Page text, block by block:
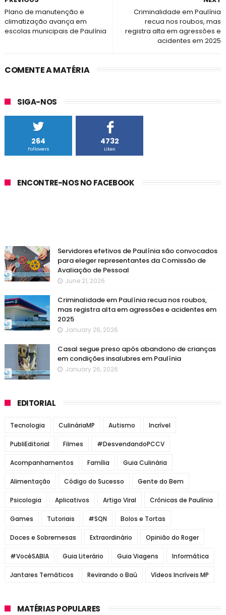
Criminalidade em Paulínia
recua nos roubos, mas
registra alta em agressões e
acidentes em 2025
Plano de manutenção e
climatização avança em
escolas municipais de Paulínia
COMENTE A MATÉRIA
SIGA-NOS
264
Followers
4732
Likes
ENCONTRE-NOS NO FACEBOOK
Servidores efetivos de Paulínia são convocados
para eleger representantes da Comissão de
Avaliação de Pessoal
June 21, 2026
Criminalidade em Paulínia recua nos roubos,
mas registra alta em agressões e acidentes em
2025
January 26, 2026
Casal segue preso após abandono de crianças
em condições insalubres em Paulínia
January 26, 2026
EDITORIAL
Tecnologia CulináriaMP Autismo Incrível
PubliEditorial Filmes #DesvendandoPCCV
Acompanhamentos Família Guia Culinária
Alimentação Código do Sucesso Gente do Bem
Psicologia Aplicativos Artigo Viral Crônicas de Paulínia
Games Tutoriais #SQN Bolos e Tortas
Doces e Sobremesas Extraordinário Opinião do Roger
#VocêSABIA Guia Literário Guia Viagens Informática
Jantares Temáticos Revirando o Baú Vídeos Incríveis MP
MATÉRIAS POPULARES